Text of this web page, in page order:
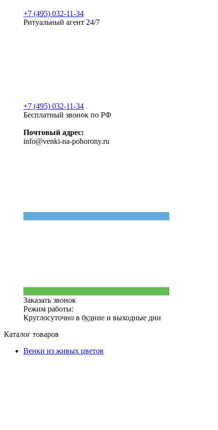
+7 (495) 032-11-34
Ритуальный агент 24/7
+7 (495) 032-11-34
Бесплатный звонок по РФ
Почтовый адрес:
info@venki-na-pohorony.ru
Заказать звонок
Режим работы:
Круглосуточно в будние и выходные дни
Каталог товаров
Венки из живых цветов